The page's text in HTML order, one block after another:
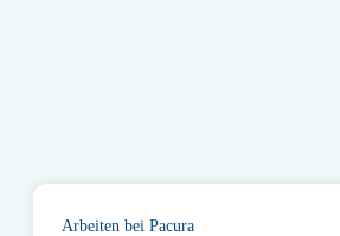
Arbeiten bei Pacura